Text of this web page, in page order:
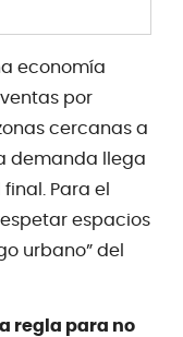
economía
por
cercanas a
demanda llega
Para el
espacios
urbano” del
regla para no